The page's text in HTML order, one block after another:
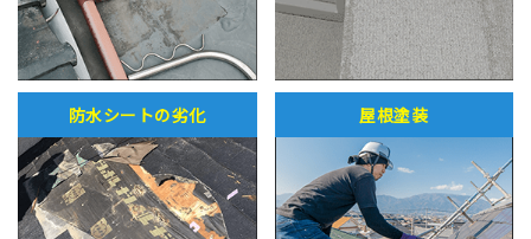
防水シートの劣化 屋根塗装